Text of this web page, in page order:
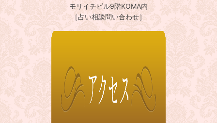
モリイチビル9階KOMA内
［占い相談問い合わせ］